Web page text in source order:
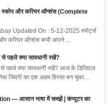
स्कोप और करियर ऑप्शंस (Complete
Updated On : 5-12-2025 स्पोर्ट्स
और करियर ऑप्शंस कभी आपने ...
पहले क्या सावधानी रखें?
पहले क्या सावधानी रखें? आज के डिजिटल
जिंदगी का एक अहम हिस्सा बन चुका...
— आसान भाषा में समझें | कंप्यूटर का